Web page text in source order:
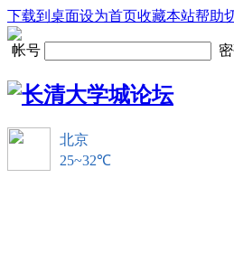
下载到桌面设为首页收藏本站帮助
帐号